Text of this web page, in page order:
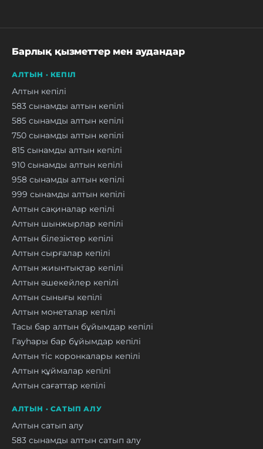
Барлық қызметтер мен аудандар
АЛТЫН · КЕПІЛ
Алтын кепілі
583 сынамды алтын кепілі
585 сынамды алтын кепілі
750 сынамды алтын кепілі
815 сынамды алтын кепілі
910 сынамды алтын кепілі
958 сынамды алтын кепілі
999 сынамды алтын кепілі
Алтын сақиналар кепілі
Алтын шынжырлар кепілі
Алтын білезіктер кепілі
Алтын сырғалар кепілі
Алтын жиынтықтар кепілі
Алтын әшекейлер кепілі
Алтын сынығы кепілі
Алтын монеталар кепілі
Тасы бар алтын бұйымдар кепілі
Гауһары бар бұйымдар кепілі
Алтын тіс коронкалары кепілі
Алтын құймалар кепілі
Алтын сағаттар кепілі
АЛТЫН · САТЫП АЛУ
Алтын сатып алу
583 сынамды алтын сатып алу